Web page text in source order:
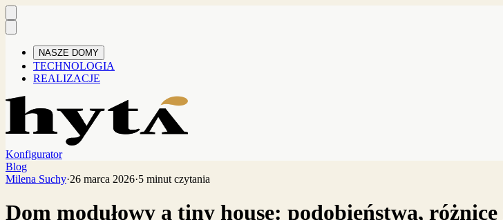
NASZE DOMY
TECHNOLOGIA
REALIZACJE
Konfigurator
Blog
Milena Suchy·26 marca 2026·5 minut czytania
Dom modułowy a tiny house: podobieństwa,